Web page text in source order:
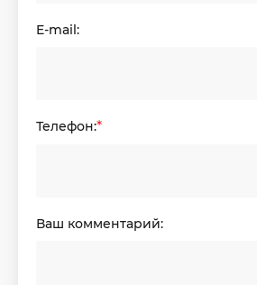
E-mail:
Телефон:*
Ваш комментарий: